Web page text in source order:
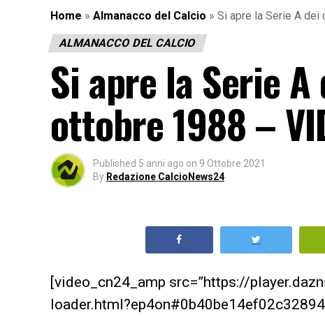
Home » Almanacco del Calcio » Si apre la Serie A dei
ALMANACCO DEL CALCIO
Si apre la Serie
ottobre 1988 –
Published 5 anni ago on 9 Ottobre 2021
By Redazione CalcioNews24
[video_cn24_amp src=”https://